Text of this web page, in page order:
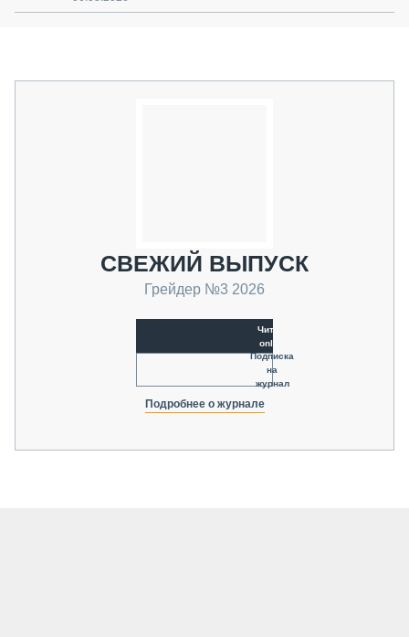
СВЕЖИЙ ВЫПУСК
Грейдер №3 2026
Читать
online
Подписка
на
журнал
Подробнее о журнале